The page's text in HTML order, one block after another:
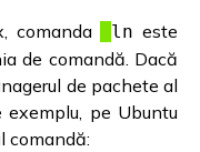
comanda ln este
de comandă. Dacă
de pachete al
pe Ubuntu
comandă: